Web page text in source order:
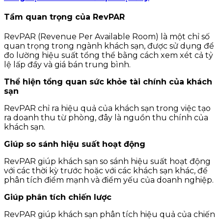
Tầm quan trọng của RevPAR
RevPAR (Revenue Per Available Room) là một chỉ số
quan trọng trong ngành khách sạn, được sử dụng để
đo lường hiệu suất tổng thể bằng cách xem xét cả tỷ
lệ lấp đầy và giá bán trung bình.
Thể hiện tổng quan sức khỏe tài chính của khách
sạn
RevPAR chỉ ra hiệu quả của khách sạn trong việc tạo
ra doanh thu từ phòng, đây là nguồn thu chính của
khách sạn.
Giúp so sánh hiệu suất hoạt động
RevPAR giúp khách sạn so sánh hiệu suất hoạt động
với các thời kỳ trước hoặc với các khách sạn khác, để
phân tích điểm mạnh và điểm yếu của doanh nghiệp.
Giúp phân tích chiến lược
RevPAR giúp khách sạn phân tích hiệu quả của chiến